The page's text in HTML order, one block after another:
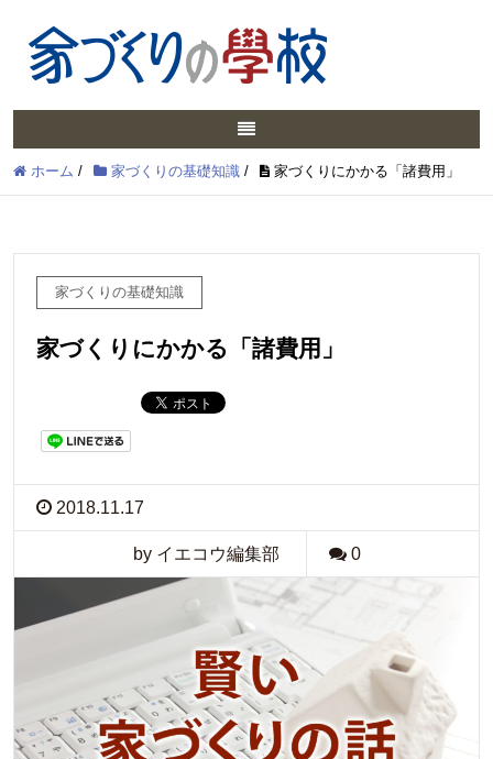
ホーム / 家づくりの基礎知識 / 家づくりにかかる「諸費用」
家づくりの基礎知識
家づくりにかかる「諸費用」
2018.11.17
by イエコウ編集部 0